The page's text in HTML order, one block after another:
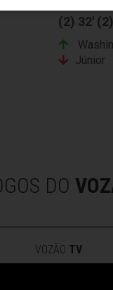
(2) 32' (2)
Júnior
DO
VOZÃO TV